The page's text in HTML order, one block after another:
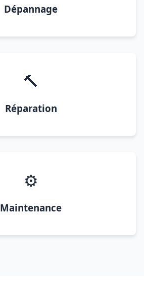
Dépannage
🔨
Réparation
⚙️
Maintenance